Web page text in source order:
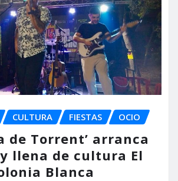
CULTURA FIESTAS OCIO
de Torrent’ arranca
llena de cultura El
Blanca